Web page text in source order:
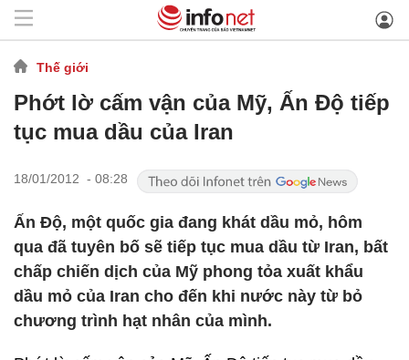
Thế giới
Phớt lờ cấm vận của Mỹ, Ấn Độ tiếp
tục mua dầu của Iran
18/01/2012 - 08:28
Ấn Độ, một quốc gia đang khát dầu mỏ, hôm
qua đã tuyên bố sẽ tiếp tục mua dầu từ Iran, bất
chấp chiến dịch của Mỹ phong tỏa xuất khẩu
dầu mỏ của Iran cho đến khi nước này từ bỏ
chương trình hạt nhân của mình.